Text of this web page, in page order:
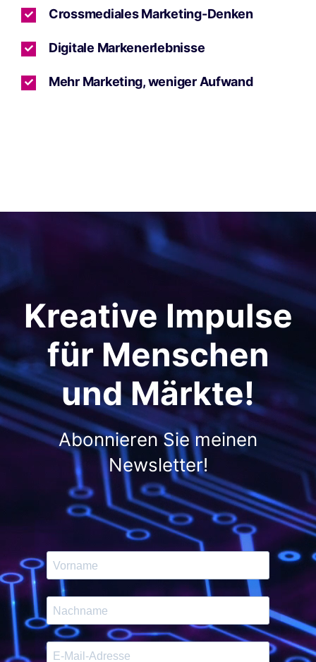
Crossmediales Marketing-Denken
Digitale Markenerlebnisse
Mehr Marketing, weniger Aufwand
Kreative Impulse
für Menschen
und Märkte!
Abonnieren Sie meinen
Newsletter!